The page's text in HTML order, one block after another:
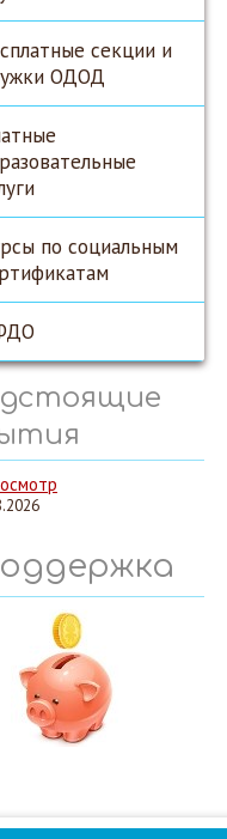
секции и
ОДОД
по социальным